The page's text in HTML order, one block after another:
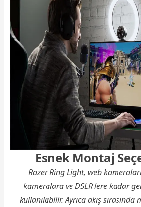
Esnek Montaj
Razer Ring Light, web
kameralara ve DSLR'lere kadar
kullanılabilir. Ayrıca akış